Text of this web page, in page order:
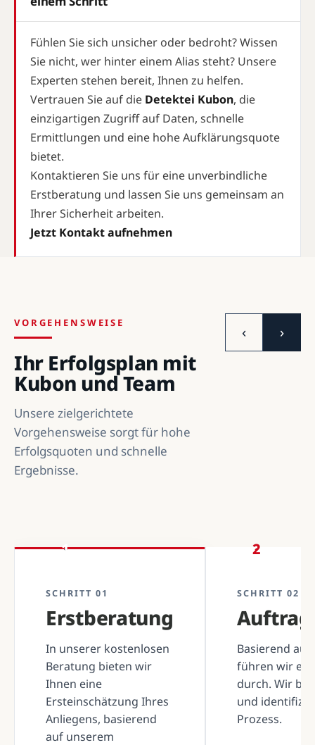
Fühlen Sie sich unsicher oder bedroht? Wissen
Sie nicht, wer hinter einem Alias steht? Unsere
Experten stehen bereit, Ihnen zu helfen.
Vertrauen Sie auf die Detektei Kubon, die
einzigartigen Zugriff auf Daten, schnelle
Ermittlungen und eine hohe Aufklärungsquote
bietet.
Kontaktieren Sie uns für eine unverbindliche
Erstberatung und lassen Sie uns gemeinsam an
Ihrer Sicherheit arbeiten.
Jetzt Kontakt aufnehmen
VORGEHENSWEISE
Ihr Erfolgsplan mit
Kubon und Team
Unsere zielgerichtete
Vorgehensweise sorgt für hohe
Erfolgsquoten und schnelle
Ergebnisse.
‹ ›
1
SCHRITT 01
Erstberatung
In unserer kostenlosen
Beratung bieten wir
Ihnen eine
Ersteinschätzung Ihres
Anliegens, basierend
auf unserem
2
SCHRITT 02
Basierend
führen wir
durch. Wir
und
Prozess.